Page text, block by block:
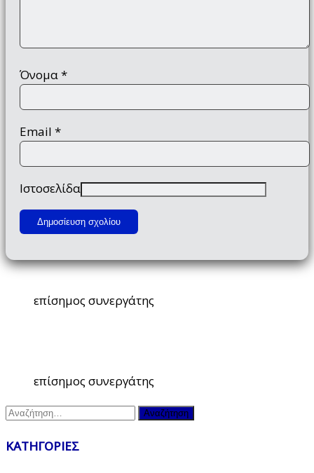
Όνομα*
Email *
Ιστοσελίδα
επίσημος συνεργάτης
επίσημος συνεργάτης
Αναζήτηση
ΚΑΤΗΓΟΡΙΕΣ